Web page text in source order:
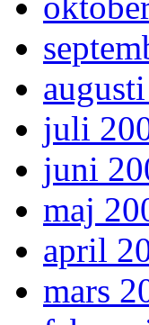
juli
juni
maj
april
mars